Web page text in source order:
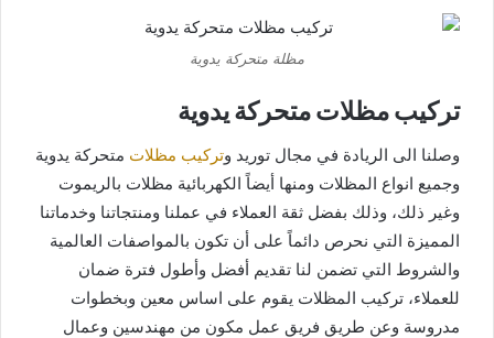
مظلة متحركة يدوية
تركيب مظلات متحركة يدوية
وصلنا الى الريادة في مجال توريد وتركيب مظلات متحركة يدوية
وجميع انواع المظلات ومنها أيضاً الكهربائية مظلات بالريموت
وغير ذلك، وذلك بفضل ثقة العملاء في عملنا ومنتجاتنا وخدماتنا
المميزة التي نحرص دائماً على أن تكون بالمواصفات العالمية
والشروط التي تضمن لنا تقديم أفضل وأطول فترة ضمان
للعملاء، تركيب المظلات يقوم على اساس معين وبخطوات
مدروسة وعن طريق فريق عمل مكون من مهندسين وعمال